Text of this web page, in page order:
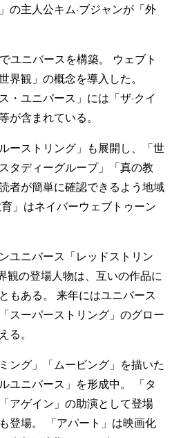
の主人公キム·ブジャンが「外
ユニバースを構築。 ウェブト
界観」の概念を導入した。
・ユニバース」には「ザ·クイ
が含まれている。
ーストリング」も展開し、「世
タディーグループ」「真の教
者が簡単に確認できるよう地域
」はネイバーウェブトゥーン
ユニバース「レッドストリン
観の登場人物は、互いの作品に
もある。 来年にはユニバース
スーパーストリング」のグロー
る。
ング」「ムービング」を描いた
ユニバース」を形成中。 「タ
アゲイン」の助演として登場
登場。 「アパート」は映画化